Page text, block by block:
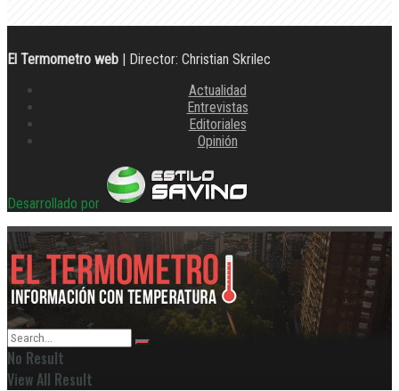
El Termometro web | Director: Christian Skrilec
Actualidad
Entrevistas
Editoriales
Opinión
Desarrollado por
No Result
View All Result